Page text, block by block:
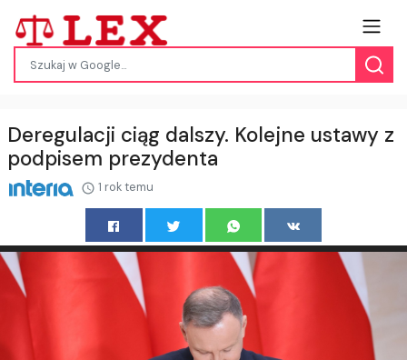
Deregulacji ciąg dalszy. Kolejne ustawy z
podpisem prezydenta
1 rok temu